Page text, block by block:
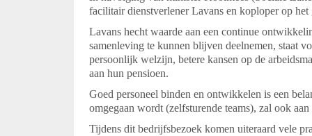
facilitair dienstverlener Lavans en koploper op
Lavans hecht waarde aan een continue
samenleving te kunnen blijven deelnemen, staat
persoonlijk welzijn, betere kansen op de
aan hun pensioen.
Goed personeel binden en ontwikkelen is een
omgegaan wordt (zelfsturende teams), zal ook
Tijdens dit bedrijfsbezoek komen uiteraard vele